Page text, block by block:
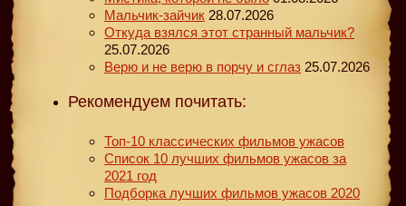
Мальчик-зайчик 28.07.2026
Откуда взялся этот странный мальчик?
25.07.2026
Верю и не верю в порчу и сглаз 25.07.2026
Рекомендуем почитать:
Топ-10 классических фильмов ужасов
Список 10 лучших фильмов ужасов за
2021 год
Подборка лучших фильмов ужасов 2020